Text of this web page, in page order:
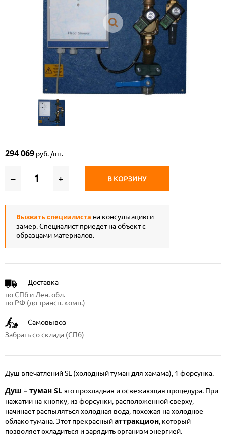
294 069 руб. /шт.
– + В КОРЗИНУ
Вызвать специалиста на консультацию и
замер. Специалист приедет на объект с
образцами материалов.
Доставка
по СПб и Лен. обл.
по РФ (до трансп. комп.)
Самовывоз
Забрать со склада (СПб)
Душ впечатлений SL (холодный туман для хамама), 1 форсунка.
Душ – туман SLэто прохладная и освежающая процедура. При
нажатии на кнопку, из форсунки, расположенной сверху,
начинает распыляться холодная вода, похожая на холодное
облако тумана. Этот прекрасныйаттракцион, который
позволяет охладиться и зарядить организм энергией.